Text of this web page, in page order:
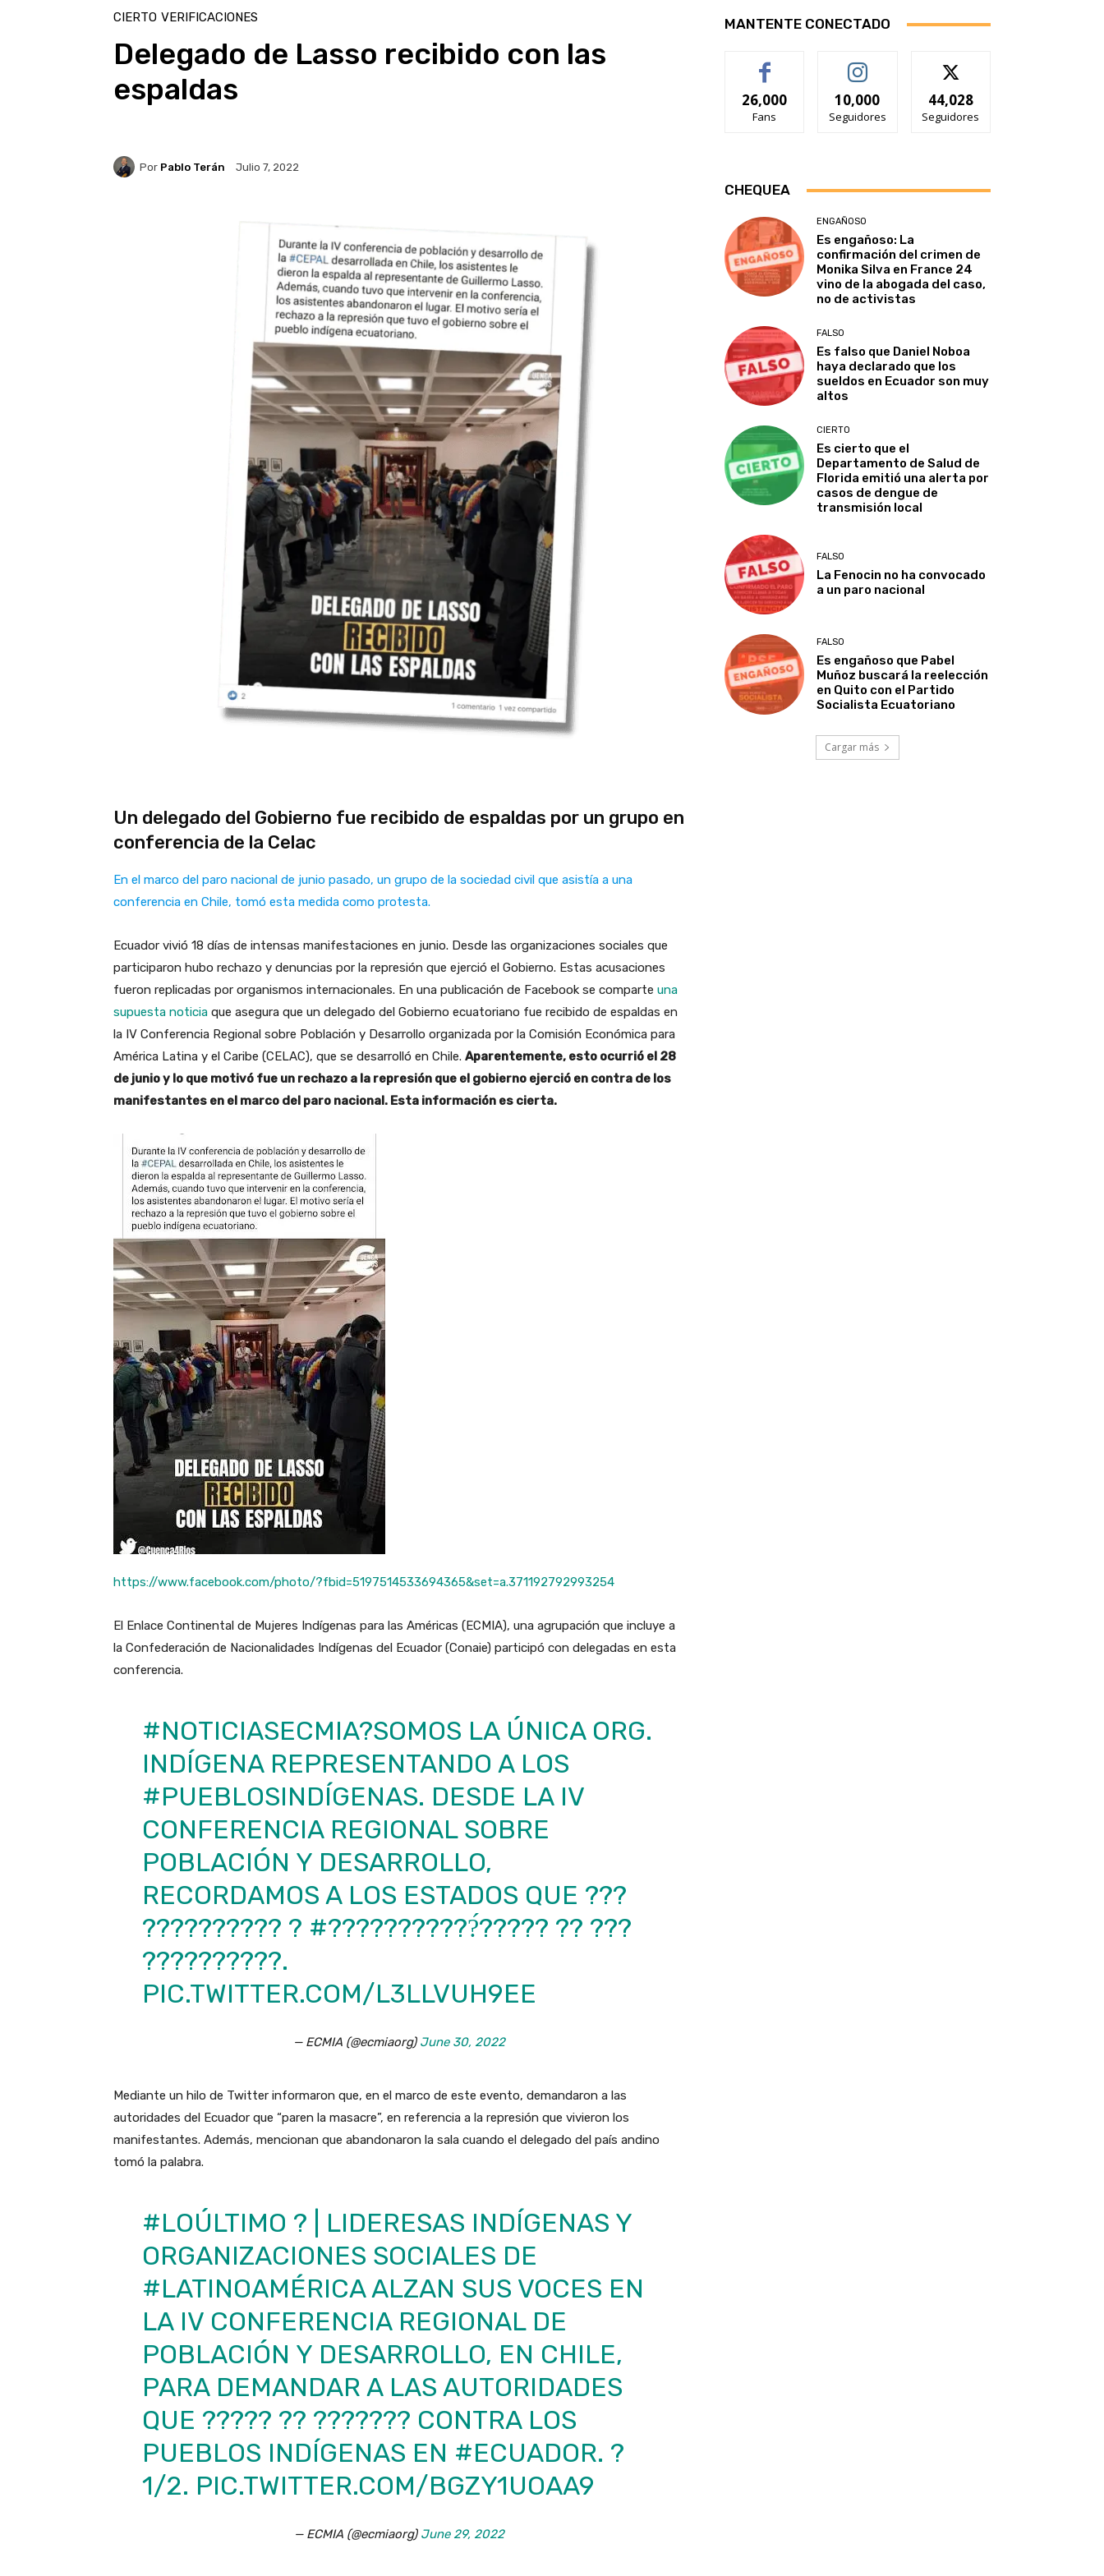
CIERTO VERIFICACIONES
Delegado de Lasso recibido con las
espaldas
Por Pablo Terán Julio 7, 2022
Un delegado del Gobierno fue recibido de espaldas por un grupo en
conferencia de la Celac
En el marco del paro nacional de junio pasado, un grupo de la sociedad civil que asistía a una
conferencia en Chile, tomó esta medida como protesta.
Ecuador vivió 18 días de intensas manifestaciones en junio. Desde las organizaciones sociales que
participaron hubo rechazo y denuncias por la represión que ejerció el Gobierno. Estas acusaciones
fueron replicadas por organismos internacionales. En una publicación de Facebook se comparte una
supuesta noticia que asegura que un delegado del Gobierno ecuatoriano fue recibido de espaldas en
la IV Conferencia Regional sobre Población y Desarrollo organizada por la Comisión Económica para
América Latina y el Caribe (CELAC), que se desarrolló en Chile. Aparentemente, esto ocurrió el 28
de junio y lo que motivó fue un rechazo a la represión que el gobierno ejerció en contra de los
manifestantes en el marco del paro nacional. Esta información es cierta.
https://www.facebook.com/photo/?fbid=5197514533694365&set=a.371192792993254
El Enlace Continental de Mujeres Indígenas para las Américas (ECMIA), una agrupación que incluye a
la Confederación de Nacionalidades Indígenas del Ecuador (Conaie) participó con delegadas en esta
conferencia.
#NOTICIASECMIA?SOMOS LA ÚNICA ORG.
INDÍGENA REPRESENTANDO A LOS
#PUEBLOSINDÍGENAS. DESDE LA IV
CONFERENCIA REGIONAL SOBRE
POBLACIÓN Y DESARROLLO,
RECORDAMOS A LOS ESTADOS QUE ???
?????????? ? #???????????́????? ?? ???
??????????.
PIC.TWITTER.COM/L3LLVUH9EE
— ECMIA (@ecmiaorg) June 30, 2022
Mediante un hilo de Twitter informaron que, en el marco de este evento, demandaron a las
autoridades del Ecuador que “paren la masacre”, en referencia a la represión que vivieron los
manifestantes. Además, mencionan que abandonaron la sala cuando el delegado del país andino
tomó la palabra.
#LOÚLTIMO ? | LIDERESAS INDÍGENAS Y
ORGANIZACIONES SOCIALES DE
#LATINOAMÉRICAALZAN SUS VOCES EN
LA IV CONFERENCIA REGIONAL DE
POBLACIÓN Y DESARROLLO, EN CHILE,
PARA DEMANDAR A LAS AUTORIDADES
QUE ????? ?? ??????? CONTRA LOS
PUEBLOS INDÍGENAS EN #ECUADOR. ?
1/2. PIC.TWITTER.COM/BGZY1UOAA9
— ECMIA (@ecmiaorg) June 29, 2022
MANTENTE CONECTADO
26,000
Fans
10,000
Seguidores
44,028
Seguidores
CHEQUEA
ENGAÑOSO
Es engañoso: La
confirmación del crimen de
Monika Silva en France 24
vino de la abogada del caso,
no de activistas
FALSO
Es falso que Daniel Noboa
haya declarado que los
sueldos en Ecuador son muy
altos
CIERTO
Es cierto que el
Departamento de Salud de
Florida emitió una alerta por
casos de dengue de
transmisión local
FALSO
La Fenocin no ha convocado
a un paro nacional
FALSO
Es engañoso que Pabel
Muñoz buscará la reelección
en Quito con el Partido
Socialista Ecuatoriano
Cargar más